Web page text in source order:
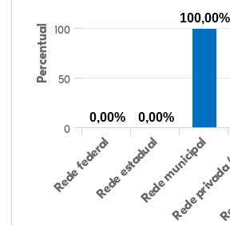
Percentual
Rede federalRede estadualRede municipal
Rede
0
50
100
0,00% 0,00%
100,00%